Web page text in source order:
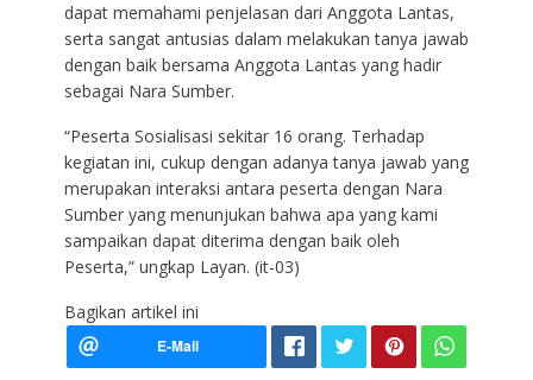
dapat memahami penjelasan dari Anggota Lantas,
serta sangat antusias dalam melakukan tanya jawab
dengan baik bersama Anggota Lantas yang hadir
sebagai Nara Sumber.
“Peserta Sosialisasi sekitar 16 orang. Terhadap
kegiatan ini, cukup dengan adanya tanya jawab yang
merupakan interaksi antara peserta dengan Nara
Sumber yang menunjukan bahwa apa yang kami
sampaikan dapat diterima dengan baik oleh
Peserta,” ungkap Layan. (it-03)
Bagikan artikel ini